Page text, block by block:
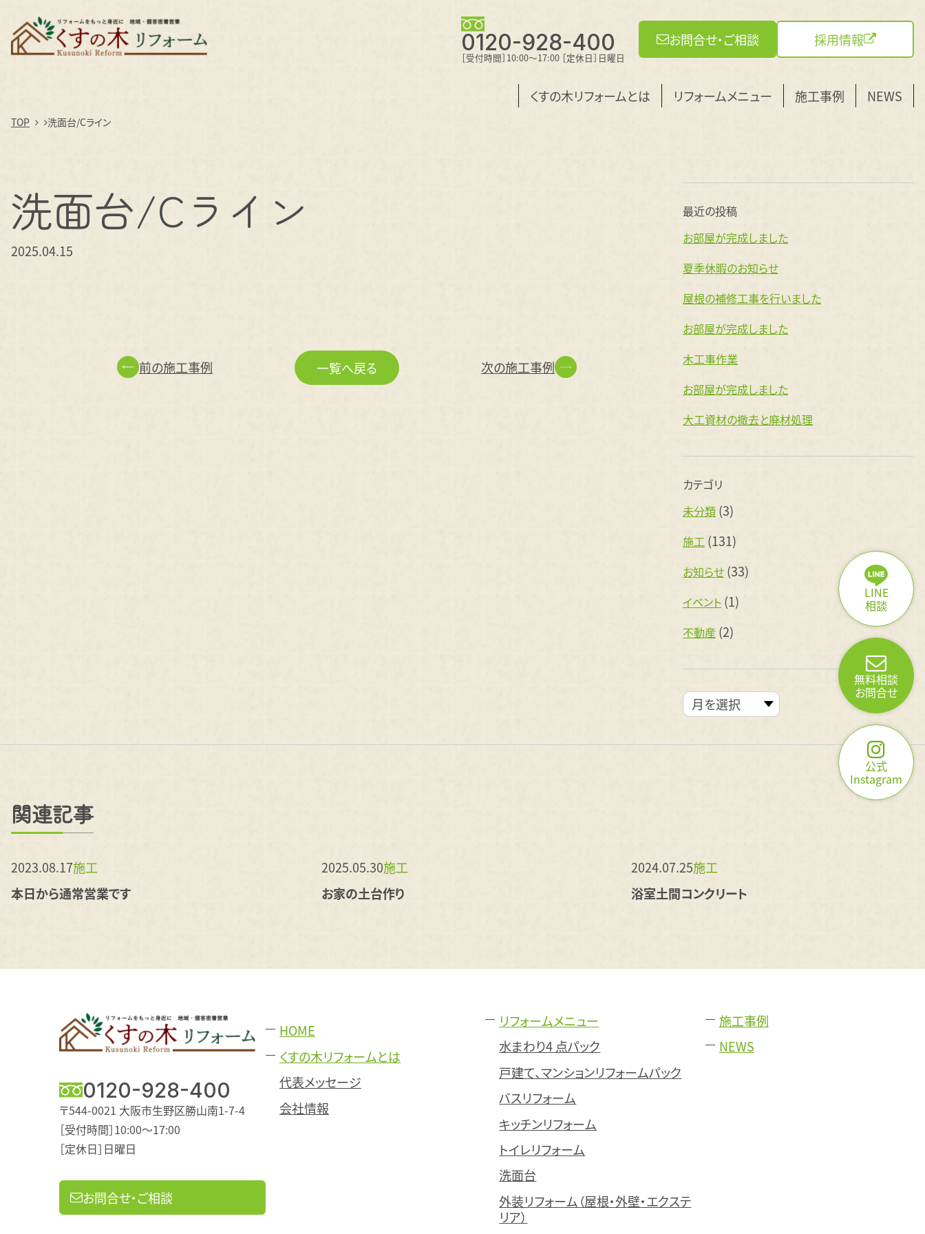
0120-928-400
［受付時間］10:00～17:00 ［定休日］日曜日
お問合せ・ご相談 採用情報
くすの木リフォームとは リフォームメニュー 施工事例 NEWS
LINE
相談
無料相談
お問合せ
公式
Instagram
TOP 洗面台/Cライン
洗面台/Cライン
2025.04.15
前の施工事例 一覧へ戻る 次の施工事例
最近の投稿
お部屋が完成しました
夏季休暇のお知らせ
屋根の補修工事を行いました
お部屋が完成しました
木工事作業
お部屋が完成しました
大工資材の撤去と廃材処理
カテゴリ
未分類 (3)
施工 (131)
お知らせ (33)
イベント (1)
不動産 (2)
関連記事
2023.08.17施工
本日から通常営業です
2025.05.30施工
お家の土台作り
2024.07.25施工
浴室土間コンクリート
0120-928-400
〒544-0021 大阪市生野区勝山南1-7-4
［受付時間］10:00～17:00
［定休日］日曜日
お問合せ・ご相談
HOME
くすの木リフォームとは
代表メッセージ
会社情報
リフォームメニュー
水まわり4 点パック
戸建て、マンションリフォームパック
バスリフォーム
キッチンリフォーム
トイレリフォーム
洗面台
外装リフォーム（屋根・外壁・エクステ
リア）
施工事例
NEWS